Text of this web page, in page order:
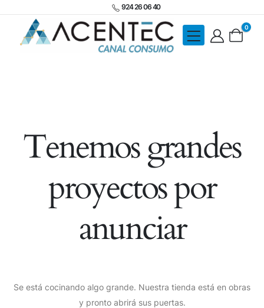
924 26 06 40
0
Tenemos grandes
proyectos por
anunciar
Se está cocinando algo grande. Nuestra tienda está en obras
y pronto abrirá sus puertas.